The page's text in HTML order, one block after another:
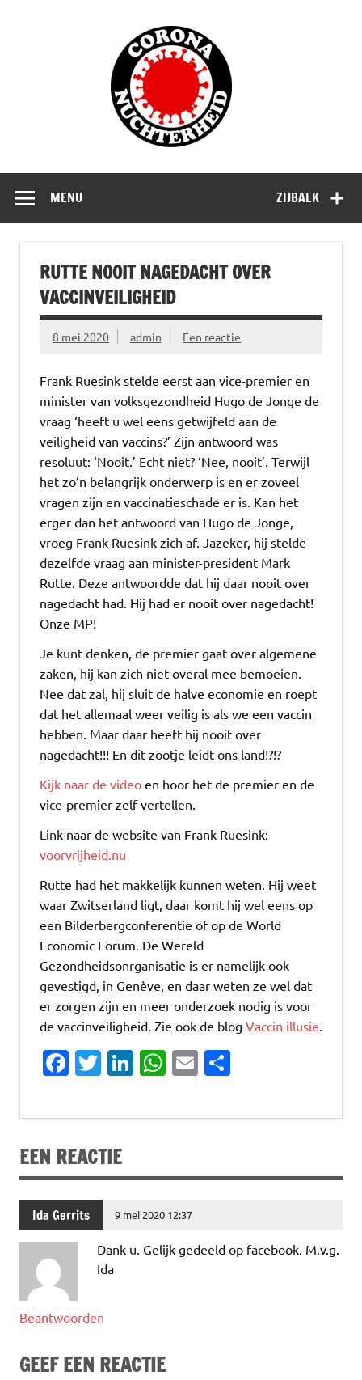
ZIJBALK
MENU
RUTTE NOOIT NAGEDACHT OVER
VACCINVEILIGHEID
8 mei 2020 admin Een reactie
Frank Ruesink stelde eerst aan vice-premier en
minister van volksgezondheid Hugo de Jonge de
vraag ‘heeft u wel eens getwijfeld aan de
veiligheid van vaccins?’ Zijn antwoord was
resoluut: ‘Nooit.’ Echt niet? ‘Nee, nooit’. Terwijl
het zo’n belangrijk onderwerp is en er zoveel
vragen zijn en vaccinatieschade er is. Kan het
erger dan het antwoord van Hugo de Jonge,
vroeg Frank Ruesink zich af. Jazeker, hij stelde
dezelfde vraag aan minister-president Mark
Rutte. Deze antwoordde dat hij daar nooit over
nagedacht had. Hij had er nooit over nagedacht!
Onze MP!
Je kunt denken, de premier gaat over algemene
zaken, hij kan zich niet overal mee bemoeien.
Nee dat zal, hij sluit de halve economie en roept
dat het allemaal weer veilig is als we een vaccin
hebben. Maar daar heeft hij nooit over
nagedacht!!! En dit zootje leidt ons land!?!?
Kijk naar de video en hoor het de premier en de
vice-premier zelf vertellen.
Link naar de website van Frank Ruesink:
voorvrijheid.nu
Rutte had het makkelijk kunnen weten. Hij weet
waar Zwitserland ligt, daar komt hij wel eens op
een Bilderbergconferentie of op de World
Economic Forum. De Wereld
Gezondheidsonrganisatie is er namelijk ook
gevestigd, in Genève, en daar weten ze wel dat
er zorgen zijn en meer onderzoek nodig is voor
de vaccinveiligheid. Zie ook de blog Vaccin illusie
Fa
e
b
o
o
k
T
it
te
r
Li
k
W
at
p
E
ai e
EEN REACTIE
Ida Gerrits 9 mei 2020 12:37
Dank u. Gelijk gedeeld op facebook. M.v.g.
Ida
Beantwoorden
GEEF EEN REACTIE